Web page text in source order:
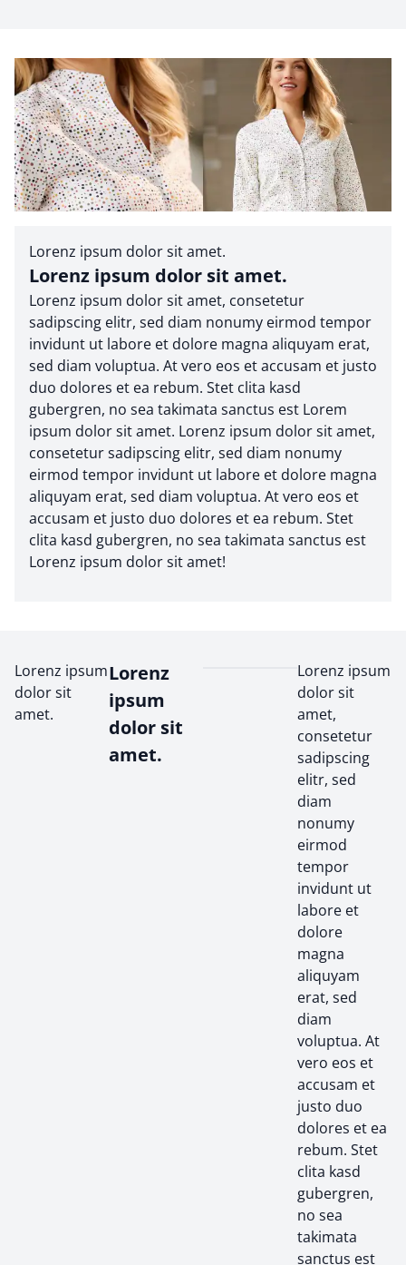
Lorenz ipsum dolor sit amet.
Lorenz ipsum dolor sit amet.
Lorenz ipsum dolor sit amet, consetetur
sadipscing elitr, sed diam nonumy eirmod tempor
invidunt ut labore et dolore magna aliquyam erat,
sed diam voluptua. At vero eos et accusam et justo
duo dolores et ea rebum. Stet clita kasd
gubergren, no sea takimata sanctus est Lorem
ipsum dolor sit amet. Lorenz ipsum dolor sit amet,
consetetur sadipscing elitr, sed diam nonumy
eirmod tempor invidunt ut labore et dolore magna
aliquyam erat, sed diam voluptua. At vero eos et
accusam et justo duo dolores et ea rebum. Stet
clita kasd gubergren, no sea takimata sanctus est
Lorenz ipsum dolor sit amet!
Lorenz ipsum
dolor sit
amet.
Lorenz
ipsum
dolor sit
amet.
Lorenz ipsum
dolor sit
amet,
consetetur
sadipscing
elitr, sed
diam
nonumy
eirmod
tempor
invidunt ut
labore et
dolore
magna
aliquyam
erat, sed
diam
voluptua. At
vero eos et
accusam et
justo duo
dolores et ea
rebum. Stet
clita kasd
gubergren,
no sea
takimata
sanctus est